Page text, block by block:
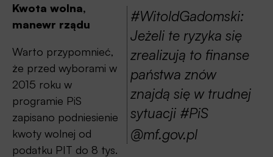
#WitoldGadomski:
Jeżeli te ryzyka się
zrealizują to finanse
państwa znów
znajdą się w trudnej
sytuacji #PiS
@mf.gov.pl
Kwota wolna,
manewr rządu
Warto przypomnieć,
że przed wyborami w
2015 roku w
programie PiS
zapisano podniesienie
kwoty wolnej od
podatku PIT do 8 tys.